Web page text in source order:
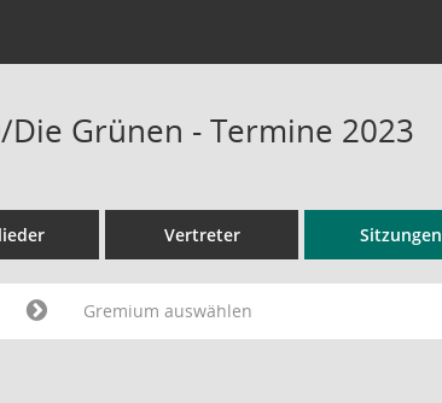
Grünen - Termine 2023
Vertreter Sitzungen
Gremium auswählen